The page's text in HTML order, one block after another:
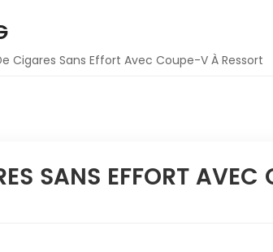
Cigares Sans Effort Avec Coupe-V À Ressort
SANS EFFORT